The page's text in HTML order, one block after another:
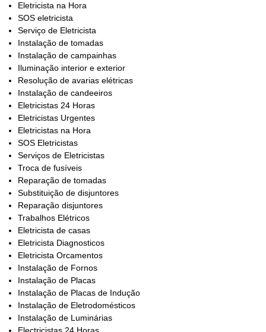
Eletricista na Hora
SOS eletricista
Serviço de Eletricista
Instalação de tomadas
Instalação de campainhas
Iluminação interior e exterior
Resolução de avarias elétricas
Instalação de candeeiros
Eletricistas 24 Horas
Eletricistas Urgentes
Eletricistas na Hora
SOS Eletricistas
Serviços de Eletricistas
Troca de fusíveis
Reparação de tomadas
Substituição de disjuntores
Reparação disjuntores
Trabalhos Elétricos
Eletricista de casas
Eletricista Diagnosticos
Eletricista Orcamentos
Instalação de Fornos
Instalação de Placas
Instalação de Placas de Indução
Instalação de Eletrodomésticos
Instalação de Luminárias